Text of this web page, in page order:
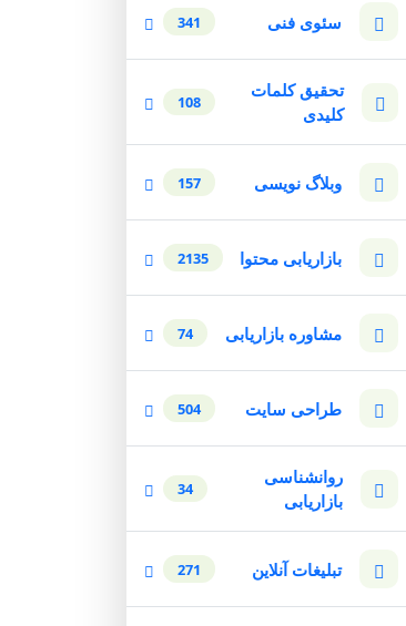
سئوی فنی 341
تحقیق کلمات
کلیدی
108
وبلاگ نویسی 157
بازاریابی محتوا 2135
مشاوره بازاریابی 74
طراحی سایت 504
روانشناسی
بازاریابی
34
تبلیغات آنلاین 271